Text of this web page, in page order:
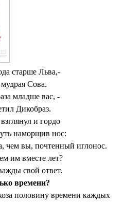
старше Льва,-
Сова.
младше вас, -
Дикобраз.
и гордо
наморщив нос:
чем вы, почтенный иглонос.
им вместе лет?
свой ответ.
времени?
времени каждых